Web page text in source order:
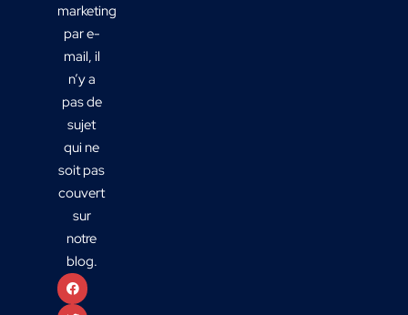
marketing
par e-
mail, il
n’y a
pas de
sujet
qui ne
soit pas
couvert
sur
notre
blog.